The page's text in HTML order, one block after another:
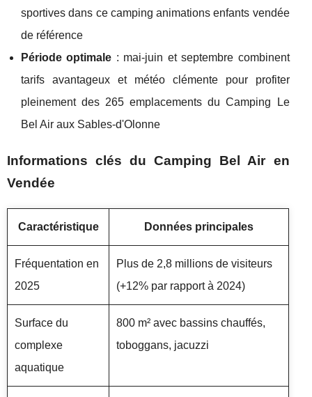
sportives dans ce camping animations enfants vendée
de référence
Période optimale : mai-juin et septembre combinent
tarifs avantageux et météo clémente pour profiter
pleinement des 265 emplacements du Camping Le
Bel Air aux Sables-d'Olonne
Informations clés du Camping Bel Air en
Vendée
Caractéristique Données principales
Fréquentation en
2025
Plus de 2,8 millions de visiteurs
(+12% par rapport à 2024)
Surface du
complexe
aquatique
800 m² avec bassins chauffés,
toboggans, jacuzzi